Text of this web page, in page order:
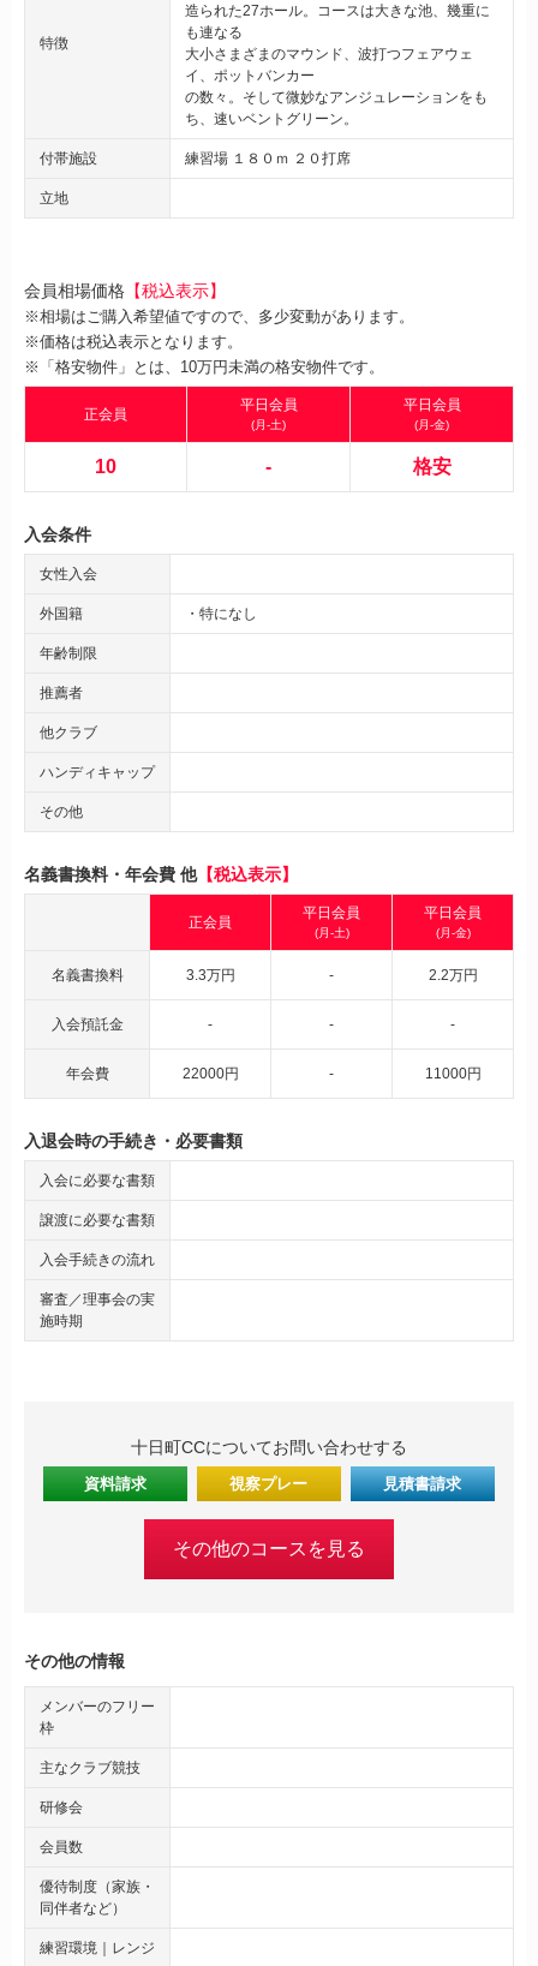
特徴
造られた27ホール。コースは大きな池、幾重に
も連なる
大小さまざまのマウンド、波打つフェアウェ
イ、ポットバンカー
の数々。そして微妙なアンジュレーションをも
ち、速いベントグリーン。
付帯施設 練習場 １８０ｍ ２０打席
立地
会員相場価格 【税込表示】
※相場はご購入希望値ですので、多少変動があります。
※価格は税込表示となります。
※「格安物件」とは、10万円未満の格安物件です。
正会員
平日会員
(月-土)
平日会員
(月-金)
10 - 格安
入会条件
女性入会
外国籍 ・特になし
年齢制限
推薦者
他クラブ
ハンディキャップ
その他
名義書換料・年会費 他【税込表示】
正会員
平日会員
(月-土)
平日会員
(月-金)
名義書換料 3.3万円 - 2.2万円
入会預託金 - - -
年会費 22000円 - 11000円
入退会時の手続き・必要書類
入会に必要な書類
譲渡に必要な書類
入会手続きの流れ
審査／理事会の実
施時期
十日町CCについてお問い合わせする
資料請求 視察プレー 見積書請求
その他のコースを見る
その他の情報
メンバーのフリー
枠
主なクラブ競技
研修会
会員数
優待制度（家族・
同伴者など）
練習環境｜レンジ